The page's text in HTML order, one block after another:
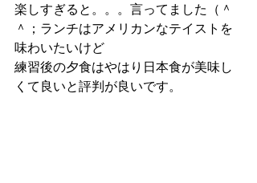
楽しすぎると。。。言ってました（＾
＾；ランチはアメリカンなテイストを
味わいたいけど
練習後の夕食はやはり日本食が美味し
くて良いと評判が良いです。